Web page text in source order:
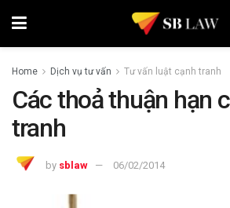
Home Dịch vụ tư vấn Tư vấn luật cạnh tranh
Các thoả thuận hạn
tranh
by sblaw 06/02/2014